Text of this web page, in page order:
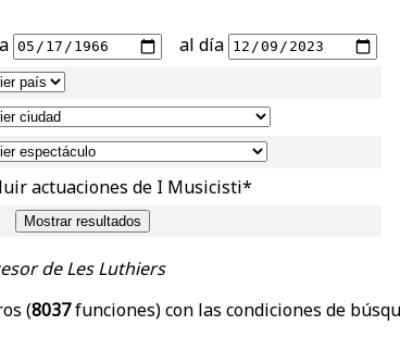
al día
actuaciones de I Musicisti*
de Les Luthiers
(8037funciones) con las condiciones de